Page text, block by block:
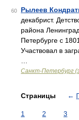
60 Рылеев
декабрист.
района
Петербурге с
Участвовал в
Санкт-Петербург
Страницы ←
1 2 3